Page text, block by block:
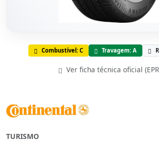
Combustível: C Travagem: A
Ver ficha técnica oficial
TURISMO